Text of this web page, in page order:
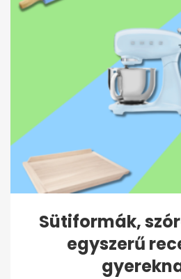
Sütiformák,
egyszerű